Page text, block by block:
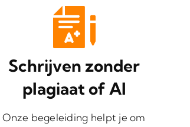
Schrijven zonder
plagiaat of AI
Onze begeleiding helpt je om